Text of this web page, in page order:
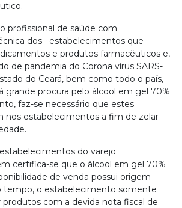
profissional de saúde com
dos estabelecimentos que
e produtos farmacêuticos e,
de pandemia do Corona vírus SARS-
do Ceará, bem como todo o país,
grande procura pelo álcool em gel 70%
faz-se necessário que estes
nos estabelecimentos a fim de zelar
do varejo
certifica-se que o álcool em gel 70%
de venda possui origem
tempo, o estabelecimento somente
produtos com a devida nota fiscal de